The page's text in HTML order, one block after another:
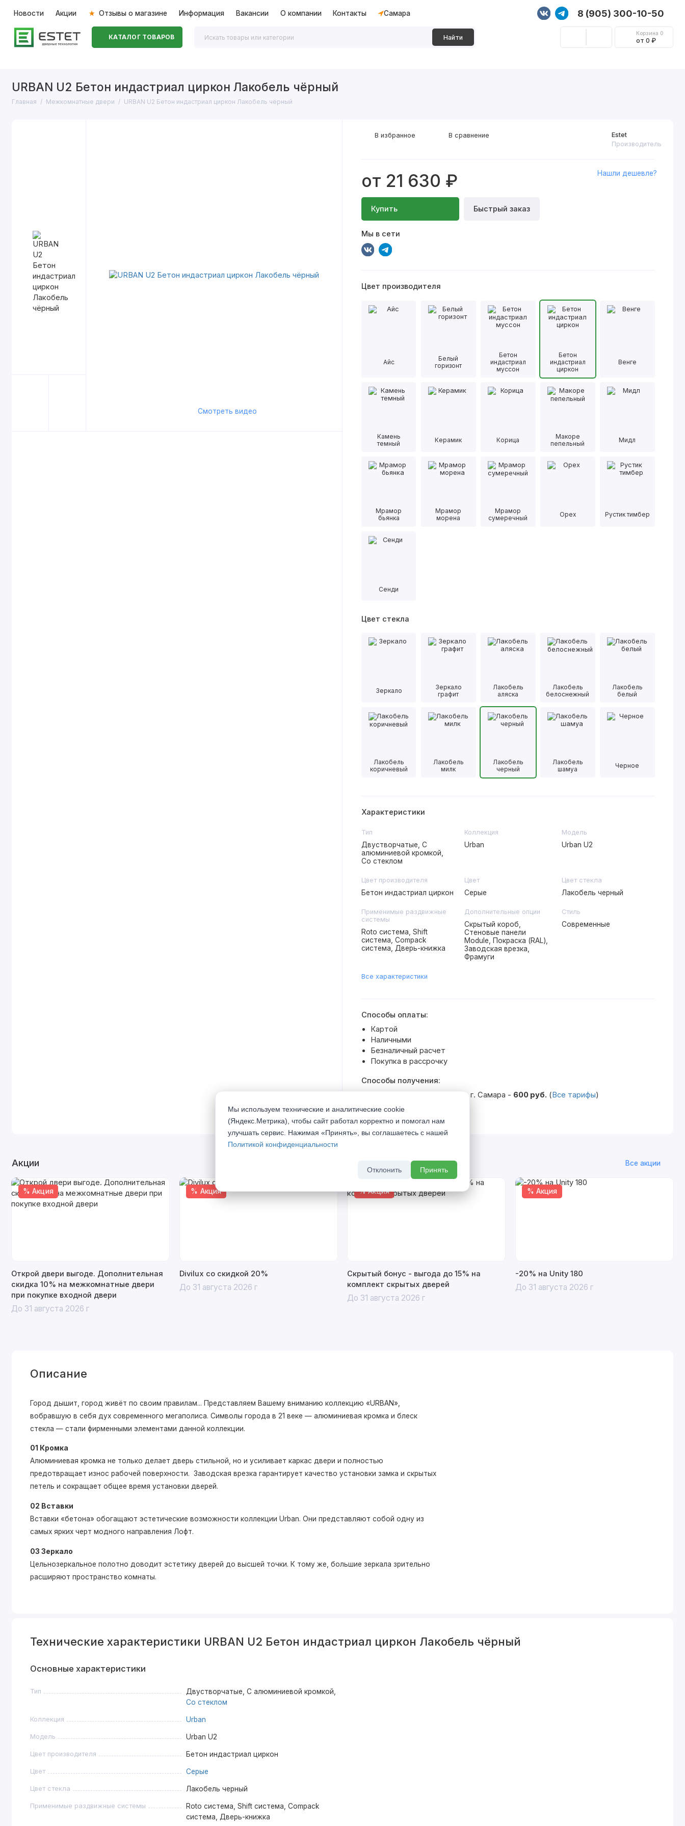
Новости Акции Отзывы о магазине Информация Вакансии О компании Контакты Самара 8 (905) 300-10-50
КАТАЛОГ ТОВАРОВ Найти
Корзина 0
от 0 ₽
URBAN U2 Бетон индастриал циркон Лакобель чёрный
Главная Межкомнатные двери URBAN U2 Бетон индастриал циркон Лакобель чёрный
Смотреть видео
Estet
Производитель
от 21 630 ₽
Купить Быстрый заказ
Нашли дешевле?
Мы в сети
В избранное В сравнение
Цвет производителя
Айс
Белый
горизонт
Бетон
индастриал
муссон
Бетон
индастриал
циркон
Венге
Камень
темный
Керамик Корица
Макоре
пепельный
Мидл
Мрамор
бьянка
Мрамор
морена
Мрамор
сумеречный
Орех Рустик тимбер
Сенди
Цвет стекла
Зеркало
Зеркало
графит
Лакобель
аляска
Лакобель
белоснежный
Лакобель
белый
Лакобель
коричневый
Лакобель
милк
Лакобель
черный
Лакобель
шамуа
Черное
Характеристики
Тип
Двустворчатые, С
алюминиевой кромкой,
Со стеклом
Коллекция
Urban
Модель
Urban U2
Цвет производителя
Бетон индастриал циркон
Цвет
Серые
Цвет стекла
Лакобель черный
Применимые раздвижные
системы
Roto система, Shift
система, Compack
система, Дверь-книжка
Дополнительные опции
Скрытый короб,
Стеновые панели
Module, Покраска (RAL),
Заводская врезка,
Фрамуги
Стиль
Современные
Все характеристики
Способы оплаты:
Картой
Наличными
Безналичный расчет
Покупка в рассрочку
Способы получения:
Доставка транспортом по г. Самара - 600 руб. (Все тарифы)
Самовывоз со склада
Акции Все акции
% Акция
Открой двери выгоде. Дополнительная
скидка 10% на межкомнатные двери
при покупке входной двери
До 31 августа 2026 г
% Акция
Divilux со скидкой 20%
До 31 августа 2026 г
% Акция
Скрытый бонус - выгода до 15% на
комплект скрытых дверей
До 31 августа 2026 г
% Акция
-20% на Unity 180
До 31 августа 2026 г
Описание
Город дышит, город живёт по своим правилам... Представляем Вашему вниманию коллекцию «URBAN»,
вобравшую в себя дух современного мегаполиса. Символы города в 21 веке — алюминиевая кромка и блеск
стекла — стали фирменными элементами данной коллекции.
01 Кромка
Алюминиевая кромка не только делает дверь стильной, но и усиливает каркас двери и полностью
предотвращает износ рабочей поверхности. Заводская врезка гарантирует качество установки замка и скрытых
петель и сокращает общее время установки дверей.
02 Вставки
Вставки «бетона» обогащают эстетические возможности коллекции Urban. Они представляют собой одну из
самых ярких черт модного направления Лофт.
03 Зеркало
Цельнозеркальное полотно доводит эстетику дверей до высшей точки. К тому же, большие зеркала зрительно
расширяют пространство комнаты.
Технические характеристики URBAN U2 Бетон индастриал циркон Лакобель чёрный
Основные характеристики
Тип
Двустворчатые, С алюминиевой кромкой,
Со стеклом
Коллекция Urban
Модель Urban U2
Цвет производителя Бетон индастриал циркон
Цвет Серые
Цвет стекла Лакобель черный
Применимые раздвижные системы
Roto система, Shift система, Compack
система, Дверь-книжка
Мы используем технические и аналитические cookie
(Яндекс.Метрика), чтобы сайт работал корректно и помогал нам
улучшать сервис. Нажимая «Принять», вы соглашаетесь с нашей
Политикой конфиденциальности
Отклонить Принять